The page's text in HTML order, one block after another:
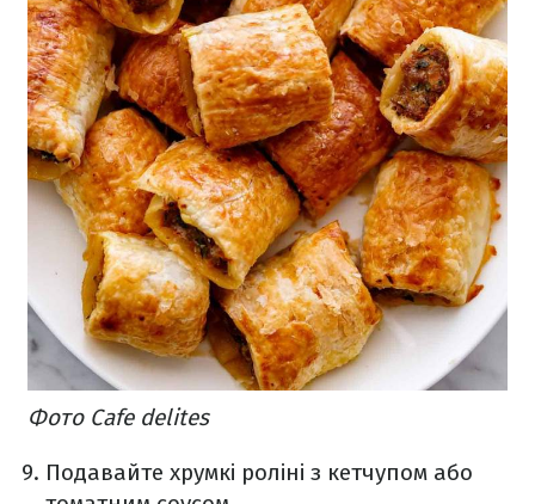
Фото Cafe delites
Подавайте хрумкі роліні з кетчупом або